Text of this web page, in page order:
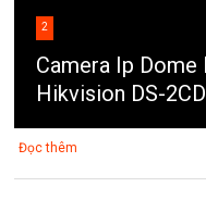
2
Camera Ip
Hikvision DS-
Đọc thêm